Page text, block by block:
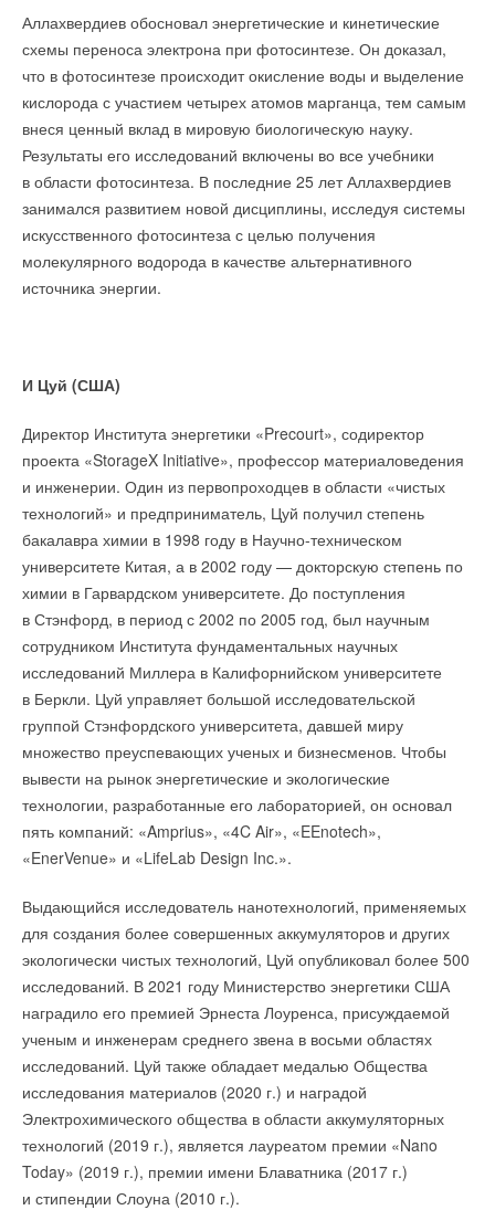
Аллахвердиев обосновал энергетические и кинетические
схемы переноса электрона при фотосинтезе. Он доказал,
что в фотосинтезе происходит окисление воды и выделение
кислорода с участием четырех атомов марганца, тем самым
внеся ценный вклад в мировую биологическую науку.
Результаты его исследований включены во все учебники
в области фотосинтеза. В последние 25 лет Аллахвердиев
занимался развитием новой дисциплины, исследуя системы
искусственного фотосинтеза с целью получения
молекулярного водорода в качестве альтернативного
источника энергии.
И Цуй (США)
Директор Института энергетики «Precourt», содиректор
проекта «StorageX Initiative», профессор материаловедения
и инженерии. Один из первопроходцев в области «чистых
технологий» и предприниматель, Цуй получил степень
бакалавра химии в 1998 году в Научно-техническом
университете Китая, а в 2002 году — докторскую степень по
химии в Гарвардском университете. До поступления
в Стэнфорд, в период с 2002 по 2005 год, был научным
сотрудником Института фундаментальных научных
исследований Миллера в Калифорнийском университете
в Беркли. Цуй управляет большой исследовательской
группой Стэнфордского университета, давшей миру
множество преуспевающих ученых и бизнесменов. Чтобы
вывести на рынок энергетические и экологические
технологии, разработанные его лабораторией, он основал
пять компаний: «Amprius», «4C Air», «EEnotech»,
«EnerVenue» и «LifeLab Design Inc.».
Выдающийся исследователь нанотехнологий, применяемых
для создания более совершенных аккумуляторов и других
экологически чистых технологий, Цуй опубликовал более 500
исследований. В 2021 году Министерство энергетики США
наградило его премией Эрнеста Лоуренса, присуждаемой
ученым и инженерам среднего звена в восьми областях
исследований. Цуй также обладает медалью Общества
исследования материалов (2020 г.) и наградой
Электрохимического общества в области аккумуляторных
технологий (2019 г.), является лауреатом премии «Nano
Today» (2019 г.), премии имени Блаватника (2017 г.)
и стипендии Слоуна (2010 г.).
→ Эко-технологии: что такое и почему это хорошо
НОВОСТИ СОК 7 ИЮЛЯ 2021
НОВОСТИ СОК 30 ИЮНЯ 2021
→ Какой бизнес не смоет третья волна пандемии
Уведомления отключены
Комментарии
Добавить комментарий
Ваше имя *
Ваш E-mail *
Текст комментария